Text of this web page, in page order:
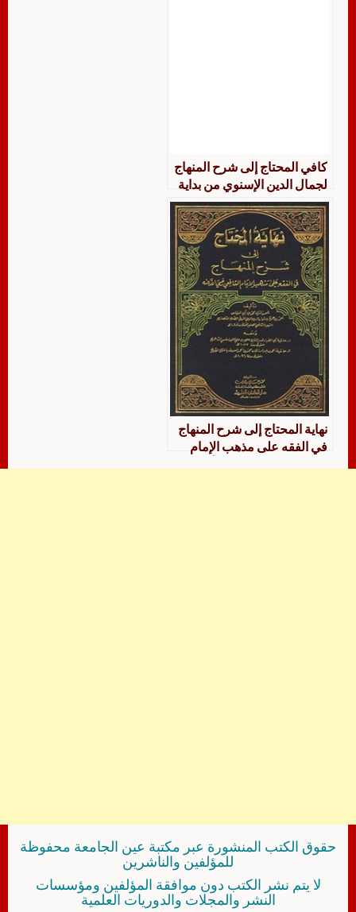
كافي المحتاج إلى شرح المنهاج
لجمال الدين الإسنوي من بداية
كتاب الصلاة إلى نهاية باب صلاة
المسافر
نهاية المحتاج إلى شرح المنهاج
في الفقه على مذهب الإمام
حقوق الكتب المنشورة عبر مكتبة عين الجامعة محفوظة
للمؤلفين والناشرين
لا يتم نشر الكتب دون موافقة المؤلفين ومؤسسات
النشر والمجلات والدوريات العلمية